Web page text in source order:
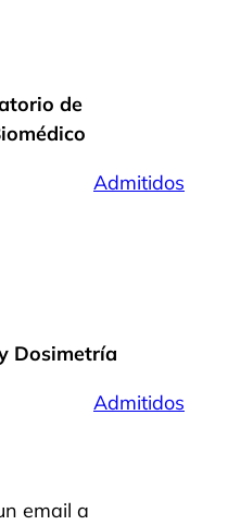
de
Admitidos
Dosimetría
Admitidos
email a